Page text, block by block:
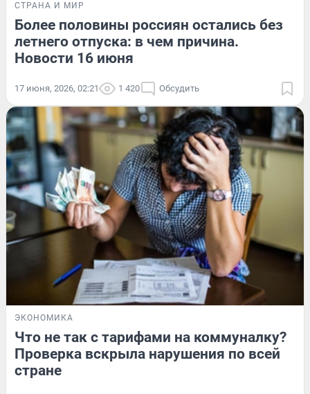
СТРАНА И МИР
Более половины россиян остались без
летнего отпуска: в чем причина.
Новости 16 июня
17 июня, 2026, 02:21 1 420 Обсудить
ЭКОНОМИКА
Что не так с тарифами на коммуналку?
Проверка вскрыла нарушения по всей
стране